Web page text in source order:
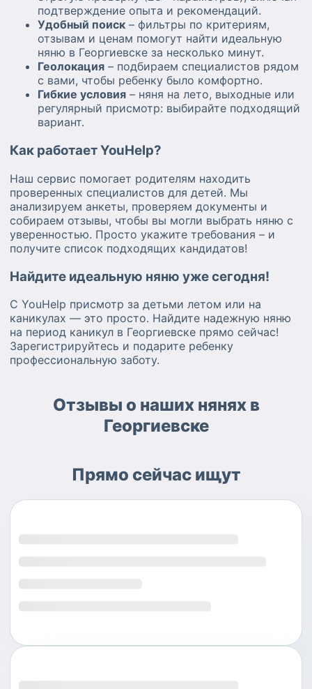
подтверждение опыта и рекомендаций.
Удобный поиск – фильтры по критериям,
отзывам и ценам помогут найти идеальную
няню в Георгиевске за несколько минут.
Геолокация – подбираем специалистов рядом
с вами, чтобы ребенку было комфортно.
Гибкие условия – няня на лето, выходные или
регулярный присмотр: выбирайте подходящий
вариант.
Как работает YouHelp?
Наш сервис помогает родителям находить
проверенных специалистов для детей. Мы
анализируем анкеты, проверяем документы и
собираем отзывы, чтобы вы могли выбрать няню с
уверенностью. Просто укажите требования – и
получите список подходящих кандидатов!
Найдите идеальную няню уже сегодня!
С YouHelp присмотр за детьми летом или на
каникулах — это просто. Найдите надежную няню
на период каникул в Георгиевске прямо сейчас!
Зарегистрируйтесь и подарите ребенку
профессиональную заботу.
Отзывы о наших нянях в
Георгиевске
Прямо сейчас ищут